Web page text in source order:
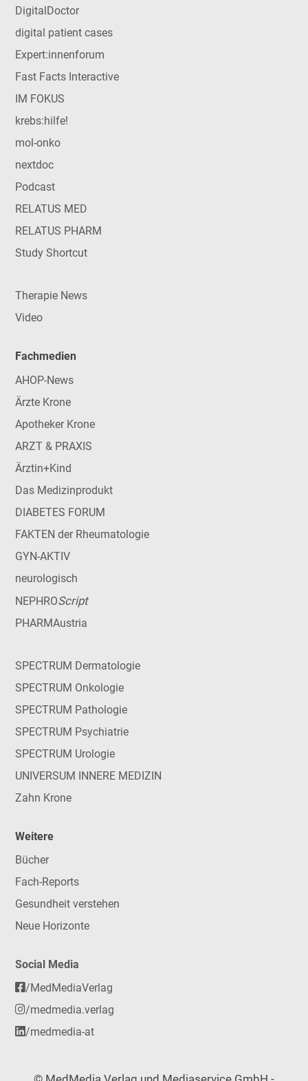
DigitalDoctor
digital patient cases
Expert:innenforum
Fast Facts Interactive
IM FOKUS
krebs:hilfe!
mol-onko
nextdoc
Podcast
RELATUS MED
RELATUS PHARM
Study Shortcut
Therapie News
Video
Fachmedien
AHOP-News
Ärzte Krone
Apotheker Krone
ARZT & PRAXIS
Ärztin+Kind
Das Medizinprodukt
DIABETES FORUM
FAKTEN der Rheumatologie
GYN-AKTIV
neurologisch
NEPHROScript
PHARMAustria
SPECTRUM Dermatologie
SPECTRUM Onkologie
SPECTRUM Pathologie
SPECTRUM Psychiatrie
SPECTRUM Urologie
UNIVERSUM INNERE MEDIZIN
Zahn Krone
Weitere
Bücher
Fach-Reports
Gesundheit verstehen
Neue Horizonte
Social Media
/MedMediaVerlag
/medmedia.verlag
/medmedia-at